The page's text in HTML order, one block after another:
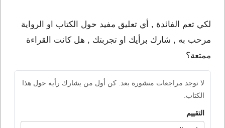
لكي تعم الفائدة , أي تعليق مفيد حول الكتاب او الرواية
مرحب به , شارك برأيك او تجربتك , هل كانت القراءة
ممتعة؟
لا توجد مراجعات منشورة بعد. كن أول من يشارك رأيه حول هذا
الكتاب.
التقييم